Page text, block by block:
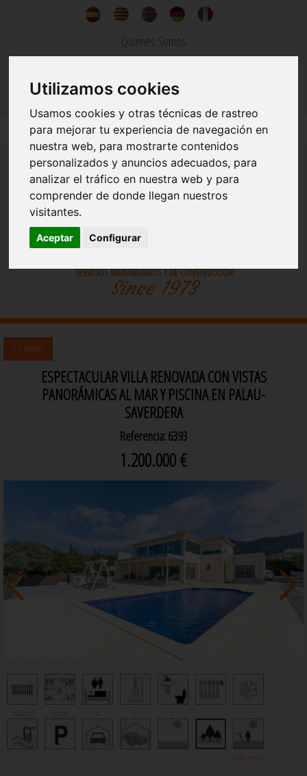
Utilizamos cookies
Usamos cookies y otras técnicas de rastreo
para mejorar tu experiencia de navegación en
nuestra web, para mostrarte contenidos
personalizados y anuncios adecuados, para
analizar el tráfico en nuestra web y para
comprender de donde llegan nuestros
visitantes.
Aceptar Configurar
Quiénes Somos
Contacto
INMOBILIARIA
SERVICIOS INMOBILIARIOS Y DE CONSTRUCCION
Since 1973
<< Volver
ESPECTACULAR VILLA RENOVADA CON VISTAS
PANORÁMICAS AL MAR Y PISCINA EN PALAU-
SAVERDERA
Referencia: 6393
1.200.000 €
1682 m² 290 m² 4 3 0
6400 metros